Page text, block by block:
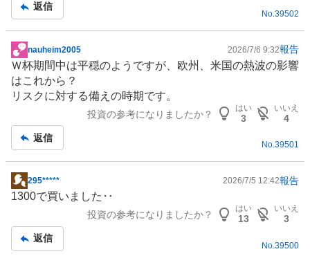
返信
No. 39502
掲
示
板
記
nauheim2005 2026/7/6 9:32報告
Ｗ杯期間中は平穏のようですが、 欧州
、米国の熱波の影響
はこれから？
リスクに対する備えの時期です。
投資の参考になりましたか？
はい
3
いいえ
4
返信
No.39501
掲
示
事
295***** 2026/7/5 12:42報告
1300で買いました‥
投資の参考になりましたか？
はい
13
いいえ
3
返信
No. 39500